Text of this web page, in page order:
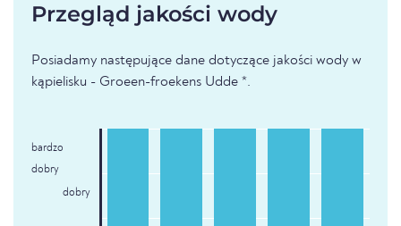
Przegląd jakości wody
Posiadamy następujące dane dotyczące jakości wody w
kąpielisku - Groeen-froekens Udde *.
bardzo
dobry
dobry